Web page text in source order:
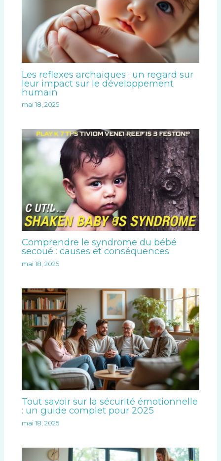
Les reflexes archaiques : un regard sur
leur impact sur le développement
humain
mai 18, 2025
Comprendre le syndrome du bébé
secoué : causes et conséquences
mai 18, 2025
Tout savoir sur la sécurité émotionnelle
: un guide complet pour 2025
mai 18, 2025